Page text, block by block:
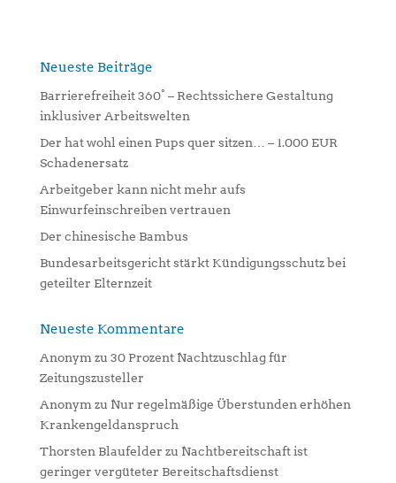
n
t
v
e
:
Neueste Beiträge
Barrierefreiheit 360° – Rechtssichere Gestaltung
inklusiver Arbeitswelten
Der hat wohl einen Pups quer sitzen… – 1.000 EUR
Schadenersatz
Arbeitgeber kann nicht mehr aufs
Einwurfeinschreiben vertrauen
Der chinesische Bambus
Bundesarbeitsgericht stärkt Kündigungsschutz bei
geteilter Elternzeit
Neueste Kommentare
Anonymzu 30 Prozent Nachtzuschlag für
Zeitungszusteller
Anonymzu Nur regelmäßige Überstunden erhöhen
Krankengeldanspruch
Thorsten Blaufelder zu Nachtbereitschaft ist
geringer vergüteter Bereitschaftsdienst